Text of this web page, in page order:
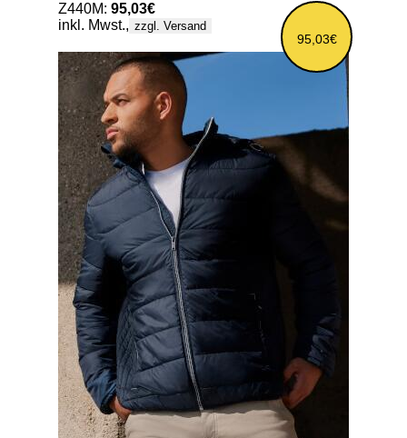
95,03€
Z440M: 95,03€
inkl. Mwst., zzgl. Versand